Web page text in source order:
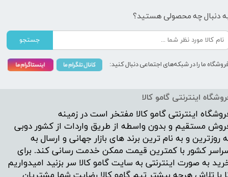
اینترنتی گامو کالا
اینترنتی گامو کالا مفتخر است در زمینه
مستقیم و بدون واسطه از طریق واردات از کشور دوبی
روزترین و به نام ترین برند های بازار جهانی و ارسال به
کشور با کمترین قیمت ممکن خدمت رسانی کند. برای
به صورت اینترنتی به سایت گامو کالا سر بزنید امیدواریم
دنبال چه محصولی هستید؟
جستجو
ما را در شبکه‌های اجتماعی دنبال کنید: